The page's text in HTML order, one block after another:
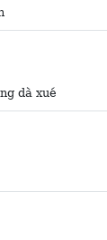
dà xué